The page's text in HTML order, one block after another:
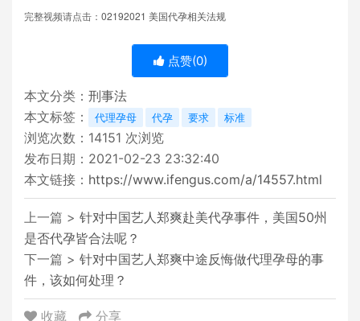
完整视频请点击： 02192021 美国代孕相关法规
点赞(0)
本文分类： 刑事法
本文标签：
代理孕母 代孕 要求 标准
浏览次数： 14151 次浏览
发布日期：2021-02-23 23:32:40
本文链接： https://www.ifengus.com/a/14557.html
上一篇 > 针对中国艺人郑爽赴美代孕事件，美国50州
是否代孕皆合法呢？
下一篇 > 针对中国艺人郑爽中途反悔做代理孕母的事
件，该如何处理？
收藏 分享